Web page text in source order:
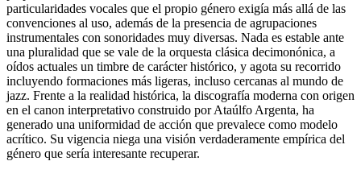
particularidades vocales que el propio género exigía más allá de las
convenciones al uso, además de la presencia de agrupaciones
instrumentales con sonoridades muy diversas. Nada es estable ante
una pluralidad que se vale de la orquesta clásica decimonónica, a
oídos actuales un timbre de carácter histórico, y agota su recorrido
incluyendo formaciones más ligeras, incluso cercanas al mundo de
jazz. Frente a la realidad histórica, la discografía moderna con origen
en el canon interpretativo construido por Ataúlfo Argenta, ha
generado una uniformidad de acción que prevalece como modelo
acrítico. Su vigencia niega una visión verdaderamente empírica del
género que sería interesante recuperar.